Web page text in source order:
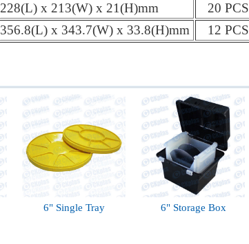
228(L) x 213(W) x 21(H)mm
20 PCS
356.8(L) x 343.7(W) x 33.8(H)mm 12 PCS
6" Single Tray 6" Storage Box